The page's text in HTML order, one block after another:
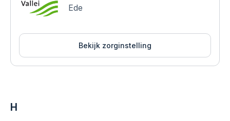
Ede
Bekijk zorginstelling
H